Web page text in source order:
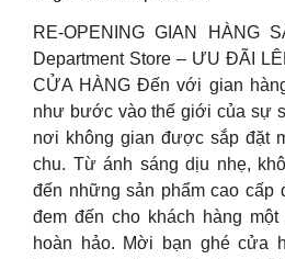
RE-OPENING GIAN HÀNG
Department Store – ƯU ĐÃI
CỬA HÀNG Đến với gian
như bước vào thế giới của sự
nơi không gian được sắp đặt
chu. Từ ánh sáng dịu nhẹ,
đến những sản phẩm cao cấp
đem đến cho khách hàng
hoàn hảo. Mời bạn ghé cửa